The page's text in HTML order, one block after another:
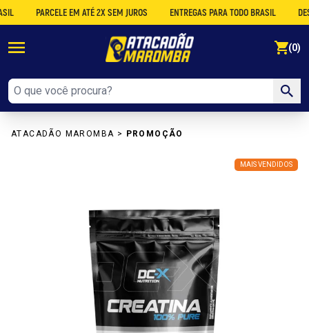
PARCELE EM ATÉ 2X SEM JUROS ENTREGAS PARA TODO BRASIL
(0)
ATACADÃO MAROMBA > PROMOÇÃO
MAIS VENDIDOS